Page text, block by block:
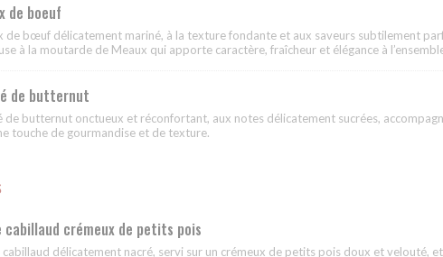
de boeuf
de bœuf délicatement mariné, à la texture fondante et aux saveurs subtilement
à la moutarde de Meaux qui apporte caractère, fraîcheur et élégance à
de butternut
de butternut onctueux et réconfortant, aux notes délicatement sucrées,
touche de gourmandise et de texture.
cabillaud crémeux de petits pois
cabillaud délicatement nacré, servi sur un crémeux de petits pois doux et velouté,